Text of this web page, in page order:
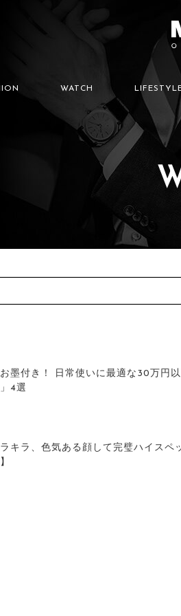
WATCH
墨付き！ 日常使いに最適な30万円
4選
キラ、色気ある顔して完璧ハイスペ